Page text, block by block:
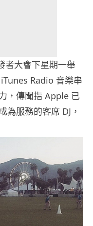
者大會下星期一舉
Radio 音樂串
，傳聞指 Apple 已
為服務的客席 DJ，